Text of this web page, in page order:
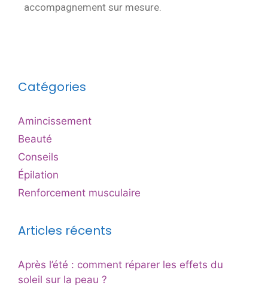
accompagnement sur mesure.
Catégories
Amincissement
Beauté
Conseils
Épilation
Renforcement musculaire
Articles récents
Après l’été : comment réparer les effets du
soleil sur la peau ?